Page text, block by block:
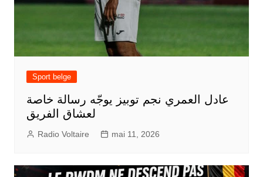
Sport belge
عادل العمري نجم توبيز يوجّه رسالة خاصة
لعشاق الفريق
Radio Voltaire mai 11, 2026